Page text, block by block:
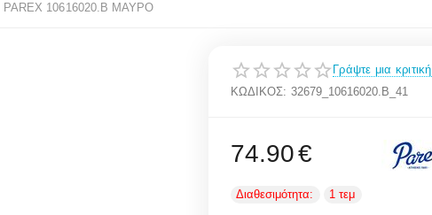
PAREX 10616020.B ΜΑΥΡΟ
Γράψτε μια κριτική
ΚΩΔΙΚΟΣ: 32679_10616020.B_41
74.90€
Διαθεσιμότητα: 1 τεμ